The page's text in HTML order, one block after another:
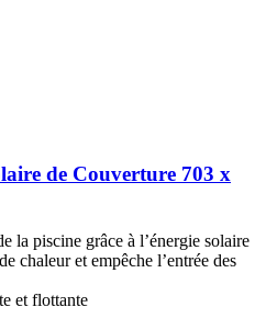
de Couverture 703 x
la piscine grâce à l’énergie solaire
chaleur et empêche l’entrée des
et flottante